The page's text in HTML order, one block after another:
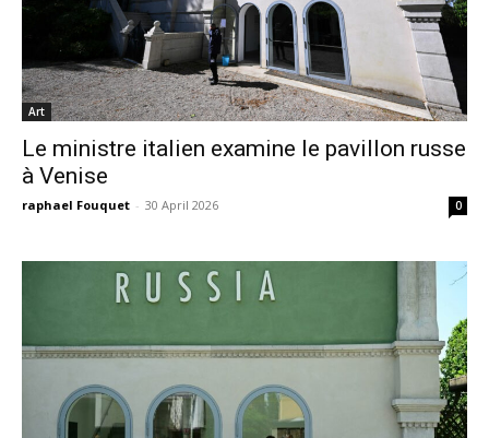
Art
Le ministre italien examine le pavillon russe
à Venise
raphael Fouquet - 30 April 2026 0